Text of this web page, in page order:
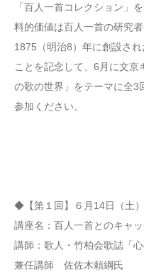
「百人一首コレクション」
料的価値は百人一首の研究
1875（明治8）年に創設さ
ことを記念して、6月に文京
の歌の世界」をテーマに全3
参加ください。
◆【第１回】６月14日（土
講座名：百人一首とのキャ
講師：歌人・竹柏会歌誌「
兼任講師 佐佐木頼綱氏